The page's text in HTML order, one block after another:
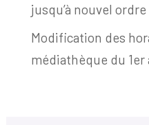
jusqu’à nouvel ordre
Modification des
médiathèque du 1er